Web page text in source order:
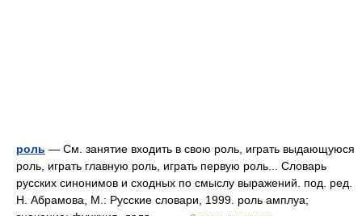
роль — См. занятие входить в свою роль, играть выдающуюся
роль, играть главную роль, играть первую роль... Словарь
русских синонимов и сходных по смыслу выражений. под. ред.
Н. Абрамова, М.: Русские словари, 1999. роль амплуа;